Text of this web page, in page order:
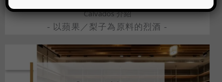
Calvados 介紹
- 以蘋果／梨子為原料的烈酒 -
한국어